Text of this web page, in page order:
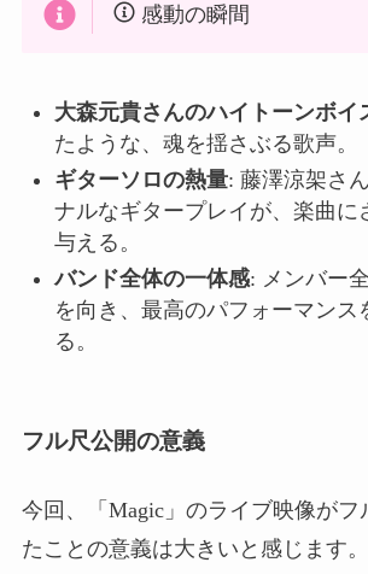
感動の瞬間
大森元貴さんのハイトーンボイ
たような、魂を揺さぶる歌声。
ギターソロの熱量: 藤澤涼架さ
ナルなギタープレイが、楽曲に
与える。
バンド全体の一体感: メンバー
を向き、最高のパフォーマンス
る。
フル尺公開の意義
今回、「Magic」のライブ映像がフ
たことの意義は大きいと感じます